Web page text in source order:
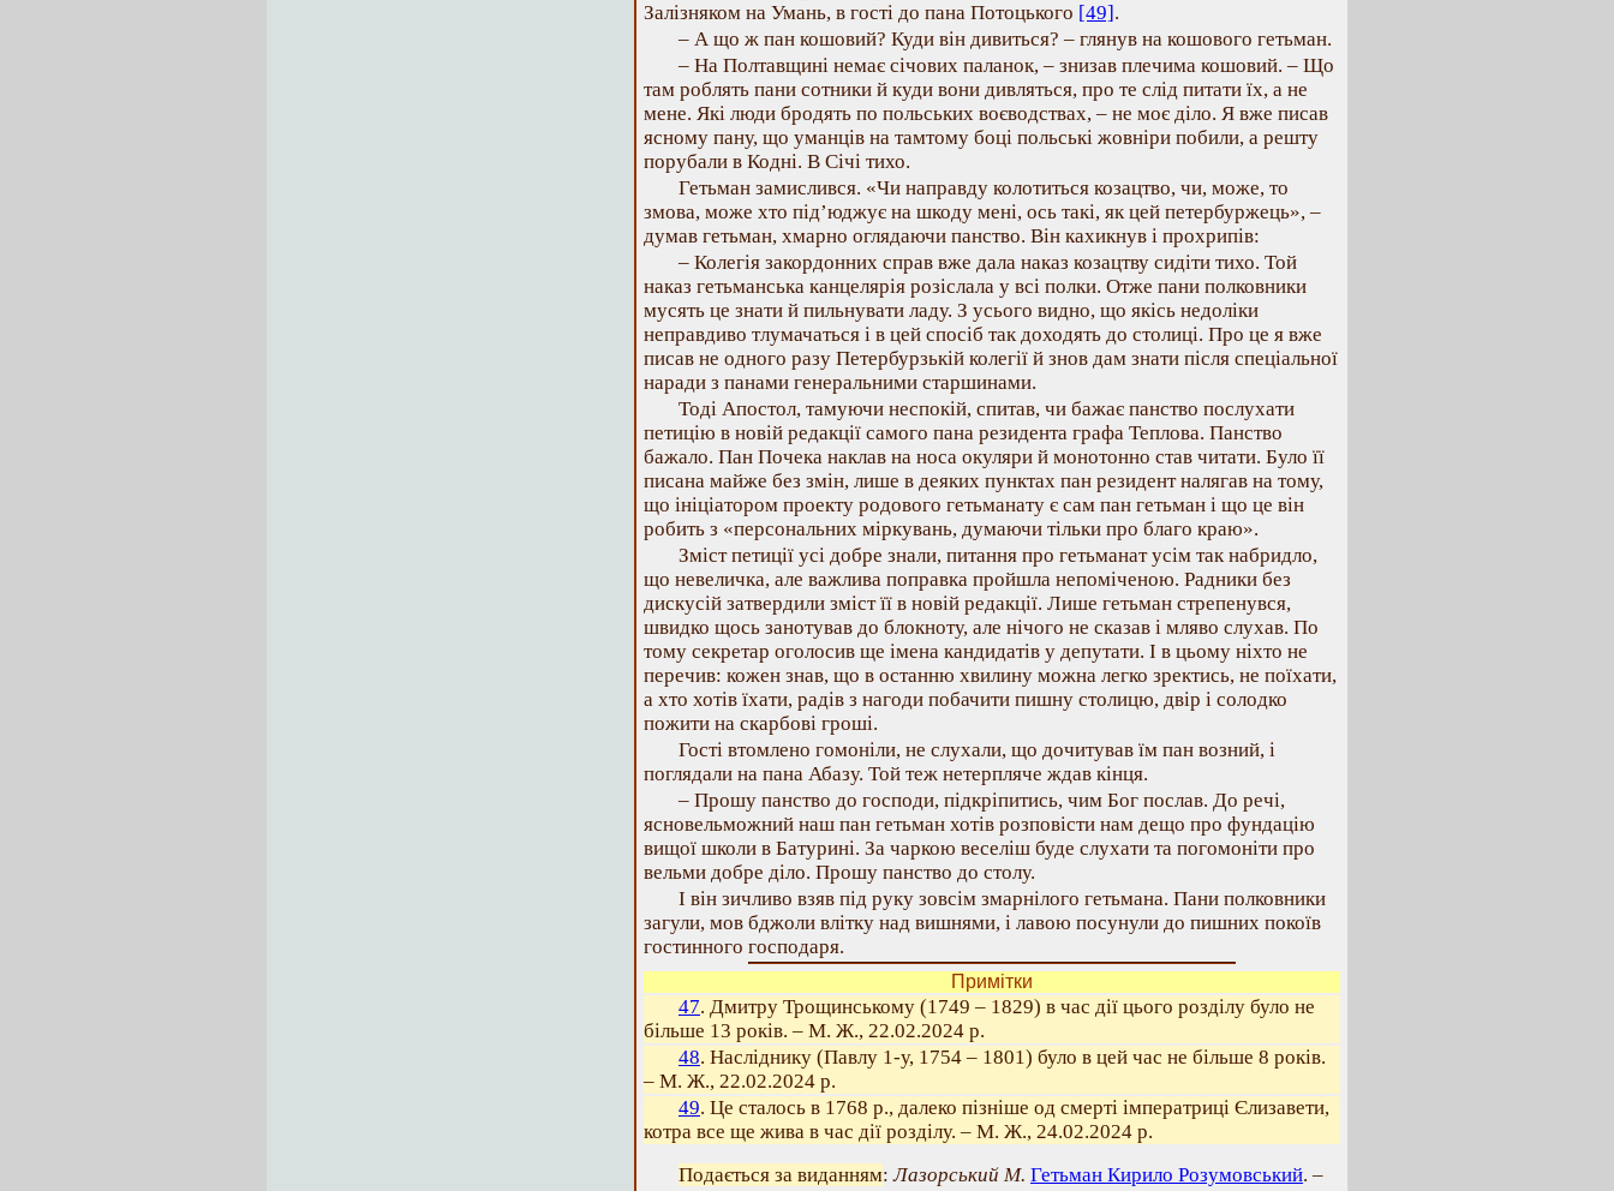
Залізняком на Умань, в гості до пана Потоцького [49].
– А що ж пан кошовий? Куди він дивиться? – глянув на кошового гетьман.
– На Полтавщині немає січових паланок, – знизав плечима кошовий. – Що
там роблять пани сотники й куди вони дивляться, про те слід питати їх, а не
мене. Які люди бродять по польських воєводствах, – не моє діло. Я вже писав
ясному пану, що уманців на тамтому боці польські жовніри побили, а решту
порубали в Кодні. В Січі тихо.
Гетьман замислився. «Чи направду колотиться козацтво, чи, може, то
змова, може хто під’юджує на шкоду мені, ось такі, як цей петербуржець», –
думав гетьман, хмарно оглядаючи панство. Він кахикнув і прохрипів:
– Колегія закордонних справ вже дала наказ козацтву сидіти тихо. Той
наказ гетьманська канцелярія розіслала у всі полки. Отже пани полковники
мусять це знати й пильнувати ладу. З усього видно, що якісь недоліки
неправдиво тлумачаться і в цей спосіб так доходять до столиці. Про це я вже
писав не одного разу Петербурзькій колегії й знов дам знати після спеціальної
наради з панами генеральними старшинами.
Тоді Апостол, тамуючи неспокій, спитав, чи бажає панство послухати
петицію в новій редакції самого пана резидента графа Теплова. Панство
бажало. Пан Почека наклав на носа окуляри й монотонно став читати. Було її
писана майже без змін, лише в деяких пунктах пан резидент налягав на тому,
що ініціатором проекту родового гетьманату є сам пан гетьман і що це він
робить з «персональних міркувань, думаючи тільки про благо краю».
Зміст петиції усі добре знали, питання про гетьманат усім так набридло,
що невеличка, але важлива поправка пройшла непоміченою. Радники без
дискусій затвердили зміст її в новій редакції. Лише гетьман стрепенувся,
швидко щось занотував до блокноту, але нічого не сказав і мляво слухав. По
тому секретар оголосив ще імена кандидатів у депутати. І в цьому ніхто не
перечив: кожен знав, що в останню хвилину можна легко зректись, не поїхати,
а хто хотів їхати, радів з нагоди побачити пишну столицю, двір і солодко
пожити на скарбові гроші.
Гості втомлено гомоніли, не слухали, що дочитував їм пан возний, і
поглядали на пана Абазу. Той теж нетерпляче ждав кінця.
– Прошу панство до господи, підкріпитись, чим Бог послав. До речі,
ясновельможний наш пан гетьман хотів розповісти нам дещо про фундацію
вищої школи в Батурині. За чаркою веселіш буде слухати та погомоніти про
вельми добре діло. Прошу панство до столу.
І він зичливо взяв під руку зовсім змарнілого гетьмана. Пани полковники
загули, мов бджоли влітку над вишнями, і лавою посунули до пишних покоїв
гостинного господаря.
Примітки
47. Дмитру Трощинському (1749 – 1829) в час дії цього розділу було не
більше 13 років. – М. Ж., 22.02.2024 р.
48. Насліднику (Павлу 1-у, 1754 – 1801) було в цей час не більше 8 років.
– М. Ж., 22.02.2024 р.
49. Це сталось в 1768 р., далеко пізніше од смерті імператриці Єлизавети,
котра все ще жива в час дії розділу. – М. Ж., 24.02.2024 р.
Подається за виданням:Лазорський М. Гетьман Кирило Розумовський. –